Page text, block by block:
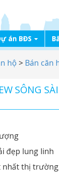
án BĐS
hộ > Bán căn
SÔNG
đẹp lung linh
thị